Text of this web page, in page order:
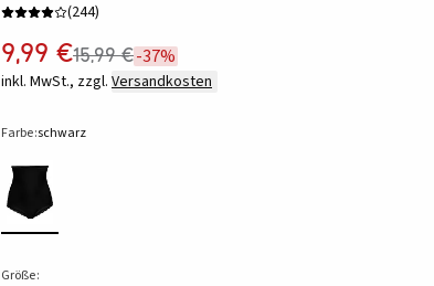
(244)
9,99 €15,99 €-37%
inkl. MwSt., zzgl. Versandkosten
Farbe:schwarz
Größe: